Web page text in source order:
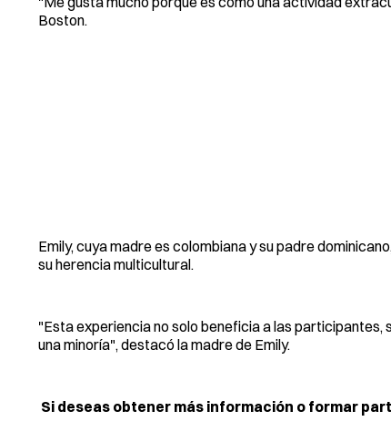
Boston.
Emily, cuya madre es colombiana y su padre
su herencia multicultural.
"Esta experiencia no solo beneficia a las participantes,
una minoría", destacó la madre de Emily.
Si deseas obtener más información o formar